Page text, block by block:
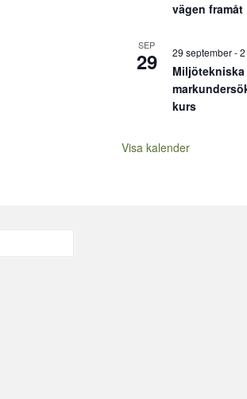
vägen framåt
SEP
29 29 september-
Miljötekniska
kurs
Visa kalender